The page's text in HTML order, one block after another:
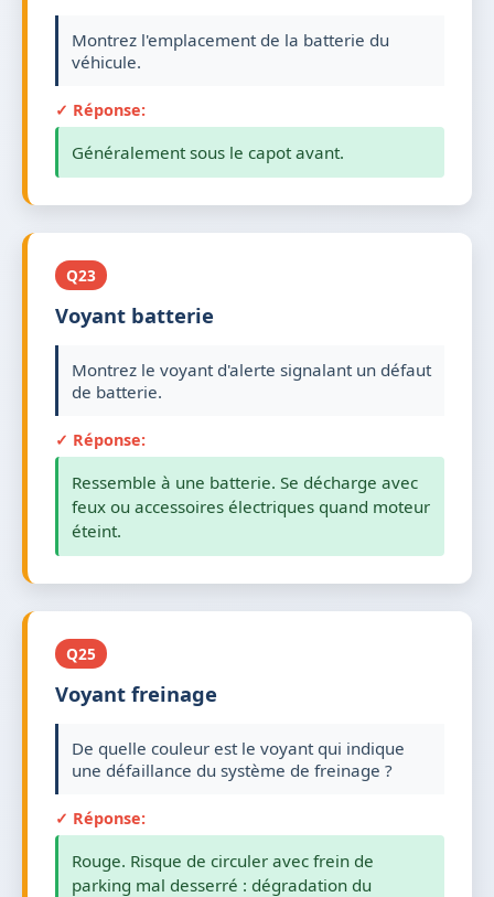
Montrez l'emplacement de la batterie du
véhicule.
✓ Réponse:
Généralement sous le capot avant.
Q23
Voyant batterie
Montrez le voyant d'alerte signalant un défaut
de batterie.
✓ Réponse:
Ressemble à une batterie. Se décharge avec
feux ou accessoires électriques quand moteur
éteint.
Q25
Voyant freinage
De quelle couleur est le voyant qui indique
une défaillance du système de freinage ?
✓ Réponse:
Rouge. Risque de circuler avec frein de
parking mal desserré : dégradation du